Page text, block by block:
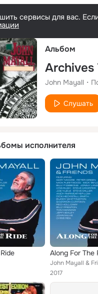
сервисы для вас.
Альбом
Archives
John Mayall
Слушать
исполнителя
Along For The
John Mayall &
2017